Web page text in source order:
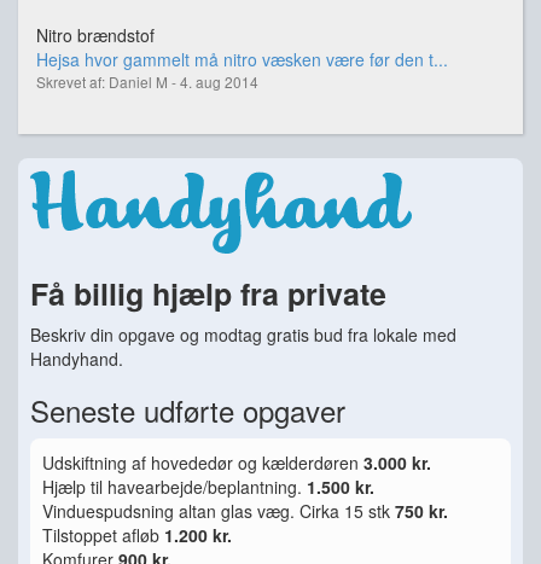
Nitro brændstof
Hejsa hvor gammelt må nitro væsken være før den t...
Skrevet af: Daniel M - 4. aug 2014
Få billig hjælp fra private
Beskriv din opgave og modtag gratis bud fra lokale med
Handyhand.
Seneste udførte opgaver
Udskiftning af hovededør og kælderdøren 3.000 kr.
Hjælp til havearbejde/beplantning. 1.500 kr.
Vinduespudsning altan glas væg. Cirka 15 stk 750 kr.
Tilstoppet afløb 1.200 kr.
Komfurer 900 kr.